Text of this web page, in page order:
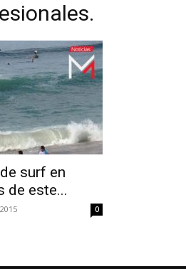
surf en
de este...
0